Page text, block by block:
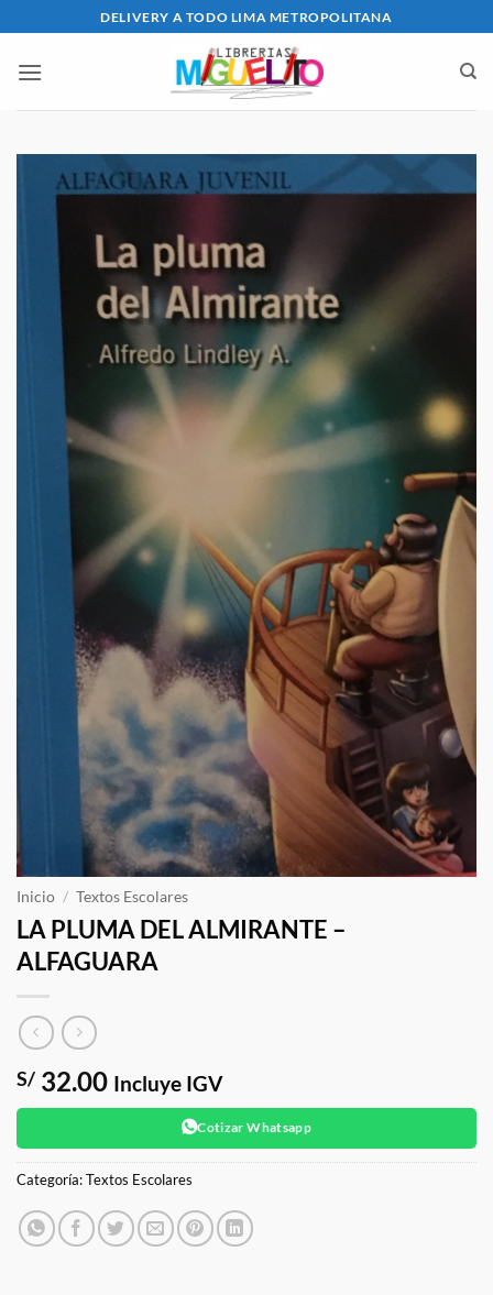
al
contenido
DELIVERY A TODO LIMA METROPOLITANA
Inicio / Textos Escolares
LA PLUMA DEL ALMIRANTE –
ALFAGUARA
S/ 32.00 Incluye IGV
Cotizar Whatsapp
Categoría:Textos Escolares